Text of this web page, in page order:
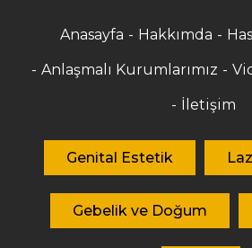
Anasayfa Hakkımda
Anlaşmalı Kurumlarımız
İletişim
Genital Estetik
Gebelik ve Doğum